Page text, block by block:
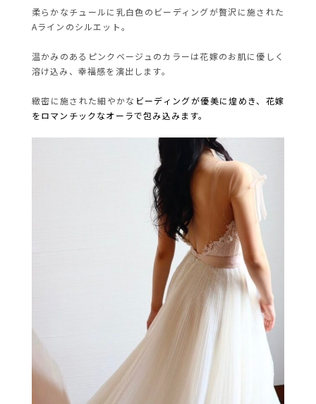
柔らかなチュールに乳白色のビーディングが贅沢に施された
Aラインのシルエット。
温かみのあるピンクベージュのカラーは花嫁のお肌に優しく
溶け込み、幸福感を演出します。
緻密に施された細やかな ビーディングが優美に煌めき、花嫁
をロマンチックなオーラで包み込みます。